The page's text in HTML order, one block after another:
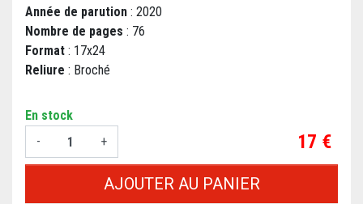
Année de parution : 2020
Nombre de pages : 76
Format : 17x24
Reliure : Broché
En stock
-
+ Prix
17 €
AJOUTER AU PANIER